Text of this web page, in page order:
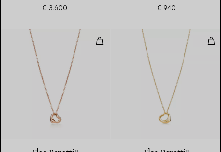
€ 3.600 € 940
Pendentif Open Heart en or
2 Matériaux